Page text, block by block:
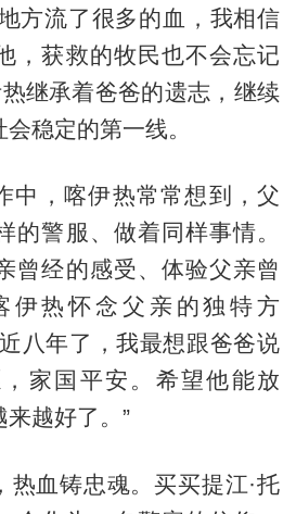
方流了很多的血，我相信
，获救的牧民也不会忘记
继承着爸爸的遗志，继续
稳定的第一线。
中，喀伊热常常想到，父
的警服、做着同样事情。
曾经的感受、体验父亲曾
伊热怀念父亲的独特方
八年了，我最想跟爸爸说
家国平安。希望他能放
越好了。”
热血铸忠魂。买买提江·托